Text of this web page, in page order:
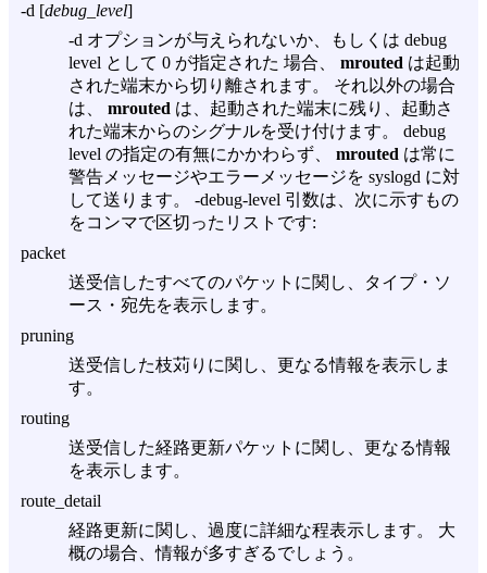
-d [debug_level]
-d オプションが与えられないか、もしくは debug
level として 0 が指定された 場合、 mrouted は起動
された端末から切り離されます。 それ以外の場合
は、 mrouted は、起動された端末に残り、起動さ
れた端末からのシグナルを受け付けます。 debug
level の指定の有無にかかわらず、 mrouted は常に
警告メッセージやエラーメッセージを syslogd に対
して送ります。 -debug-level 引数は、次に示すもの
をコンマで区切ったリストです:
packet
送受信したすべてのパケットに関し、タイプ・ソ
ース・宛先を表示します。
pruning
送受信した枝苅りに関し、更なる情報を表示しま
す。
routing
送受信した経路更新パケットに関し、更なる情報
を表示します。
route_detail
経路更新に関し、過度に詳細な程表示します。 大
概の場合、情報が多すぎるでしょう。